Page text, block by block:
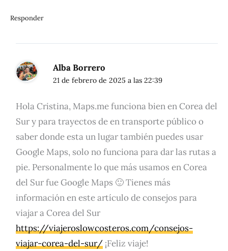
Responder
Alba Borrero
21 de febrero de 2025 a las 22:39
Hola Cristina, Maps.me funciona bien en Corea del
Sur y para trayectos de en transporte público o
saber donde esta un lugar también puedes usar
Google Maps, solo no funciona para dar las rutas a
pie. Personalmente lo que más usamos en Corea
del Sur fue Google Maps 🙂 Tienes más
información en este artículo de consejos para
viajar a Corea del Sur
https://viajeroslowcosteros.com/consejos-
viajar-corea-del-sur/ ¡Feliz viaje!